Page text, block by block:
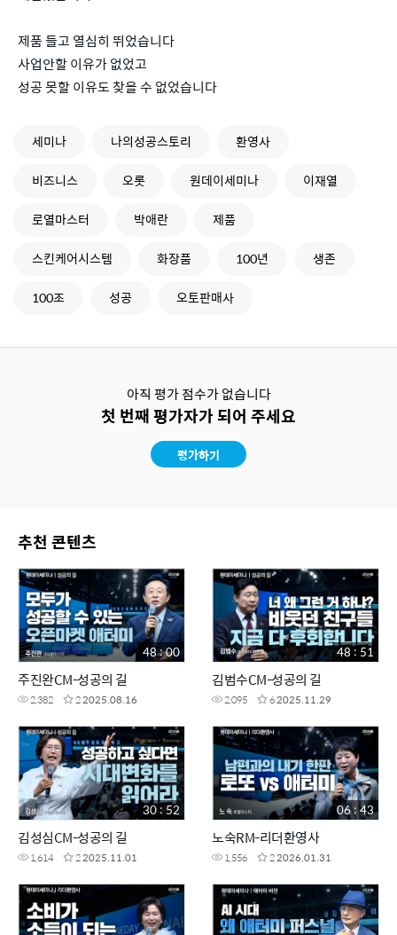
제품 들고 열심히 뛰었습니다
사업안할 이유가 없었고
성공 못할 이유도 찾을 수 없었습니다
세미나 나의성공스토리
환영사
비즈니스
오롯 원데이세미나
이재열
로열마스터
박애란
제품
스킨케어시스템
화장품 100년
생존
100조
성공 오토판매사
아직 평가 점수가 없습니다
첫 번째 평가자가 되어 주세요
평가하기
추천 콘텐츠
주진완CM-성공의 길
2,382 22025.08.16
48 : 00
김범수CM-성공의 길
2,095 62025.11.29
48 : 51
김성심CM-성공의 길
1,614 22025.11.01
30 : 52
노숙RM-리더환영사
1,556 22026.01.31
06 : 43